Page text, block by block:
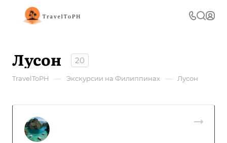
Лусон 20
TravelToPH — Экскурсии на Филиппинах — Лусон